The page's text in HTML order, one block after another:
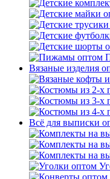
Вязаные изделия
Всё для выписки